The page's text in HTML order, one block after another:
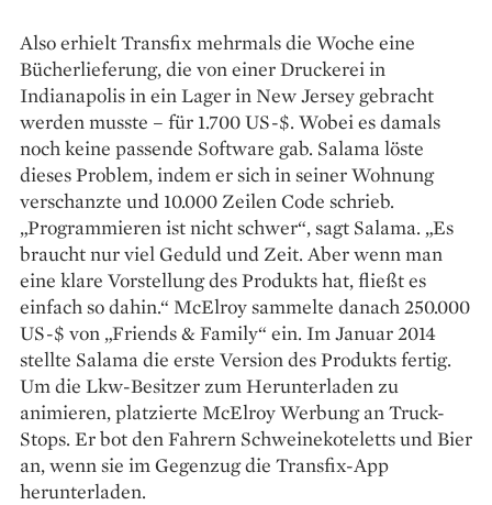
Also erhielt Transfix mehrmals die Woche eine
Bücherlieferung, die von einer Druckerei in
Indianapolis in ein Lager in New Jersey gebracht
werden musste – für 1.700 US-$. Wobei es damals
noch keine passende Software gab. Salama löste
dieses Problem, indem er sich in seiner Wohnung
verschanzte und 10.000 Zeilen Code schrieb.
„Programmieren ist nicht schwer“, sagt Salama. „Es
braucht nur viel Geduld und Zeit. Aber wenn man
eine klare Vorstellung des Produkts hat, fließt es
einfach so dahin.“ McElroy sammelte danach 250.000
US-$ von „Friends & Family“ ein. Im Januar 2014
stellte Salama die erste Version des Produkts fertig.
Um die Lkw-Besitzer zum Herunterladen zu
animieren, platzierte McElroy Werbung an Truck-
Stops. Er bot den Fahrern Schweinekoteletts und Bier
an, wenn sie im Gegenzug die Transfix-App
herunterladen.